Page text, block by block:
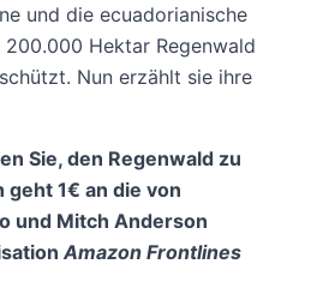
und die ecuadorianische
200.000 Hektar Regenwald
Nun erzählt sie ihre
Sie, den Regenwald zu
geht 1€ an die von
und Mitch Anderson
Amazon Frontlines